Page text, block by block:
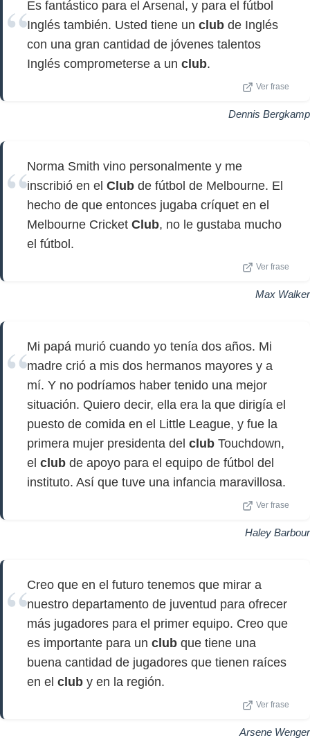
Es fantástico para el Arsenal, y para el fútbol
Inglés también. Usted tiene un club de Inglés
con una gran cantidad de jóvenes talentos
Inglés comprometerse a un club.
Ver frase
Dennis Bergkamp
Norma Smith vino personalmente y me
inscribió en el Club de fútbol de Melbourne. El
hecho de que entonces jugaba críquet en el
Melbourne Cricket Club, no le gustaba mucho
el fútbol.
Ver frase
Max Walker
Mi papá murió cuando yo tenía dos años. Mi
madre crió a mis dos hermanos mayores y a
mí. Y no podríamos haber tenido una mejor
situación. Quiero decir, ella era la que dirigía el
puesto de comida en el Little League, y fue la
primera mujer presidenta del club Touchdown,
el club de apoyo para el equipo de fútbol del
instituto. Así que tuve una infancia maravillosa.
Ver frase
Haley Barbour
Creo que en el futuro tenemos que mirar a
nuestro departamento de juventud para ofrecer
más jugadores para el primer equipo. Creo que
es importante para un club que tiene una
buena cantidad de jugadores que tienen raíces
en el club y en la región.
Ver frase
Arsene Wenger